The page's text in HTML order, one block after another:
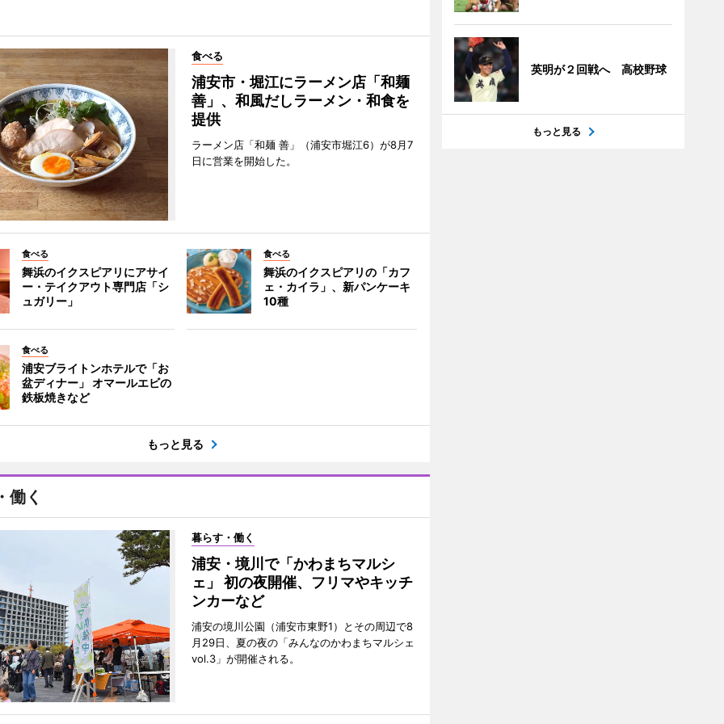
食べる
浦安市・堀江にラーメン店「和麺
善」、和風だしラーメン・和食を
提供
ラーメン店「和麺 善」（浦安市堀江6）が8月7
日に営業を開始した。
食べる
舞浜のイクスピアリにアサイ
ー・テイクアウト専門店「シ
ュガリー」
食べる
舞浜のイクスピアリの「カフ
ェ・カイラ」、新パンケーキ
10種
食べる
浦安ブライトンホテルで「お
盆ディナー」 オマールエビの
鉄板焼きなど
もっと見る
働く
暮らす・働く
浦安・境川で「かわまちマルシ
ェ」 初の夜開催、フリマやキッチ
ンカーなど
浦安の境川公園（浦安市東野1）とその周辺で8
月29日、夏の夜の「みんなのかわまちマルシェ
vol.3」が開催される。
英明が２回戦へ 高校野球
もっと見る